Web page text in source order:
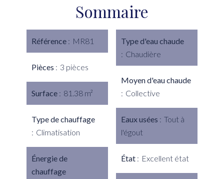
Sommaire
Référence MR81
Pièces 3 pièces
Surface 81.38 m²
Type de chauffage
Climatisation
Énergie de
chauffage
Type d'eau chaude
Chaudière
Moyen d'eau chaude
Collective
Eaux usées
Tout à
l'égout
État Excellent état